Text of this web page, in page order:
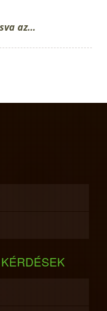
az…